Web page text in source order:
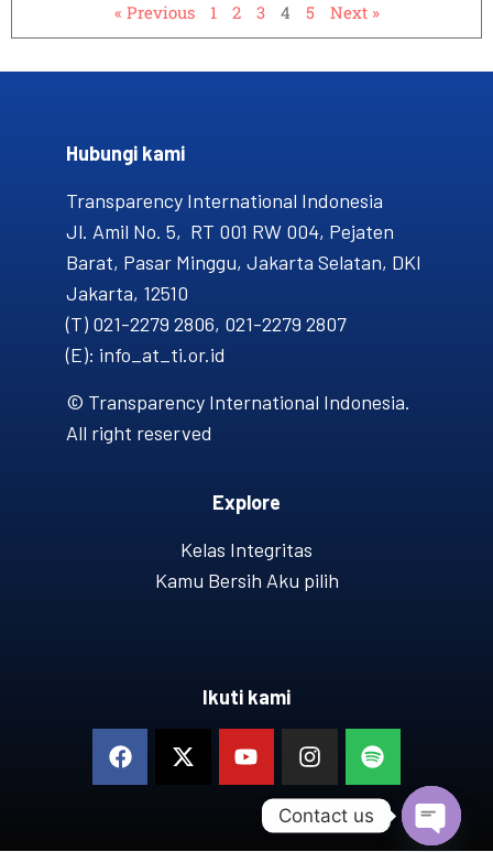
« Previous 1 2 3 4 5 Next »
Hubungi kami​
Transparency International Indonesia
Jl. Amil No. 5, RT 001 RW 004, Pejaten
Barat, Pasar Minggu, Jakarta Selatan, DKI
Jakarta, 12510
(T) 021-2279 2806, 021-2279 2807
(E): info_at_ti.or.id
© Transparency International Indonesia.
All right reserved
Explore
Kelas Integritas
Kamu Bersih Aku pilih
Ikuti kami
Contact us